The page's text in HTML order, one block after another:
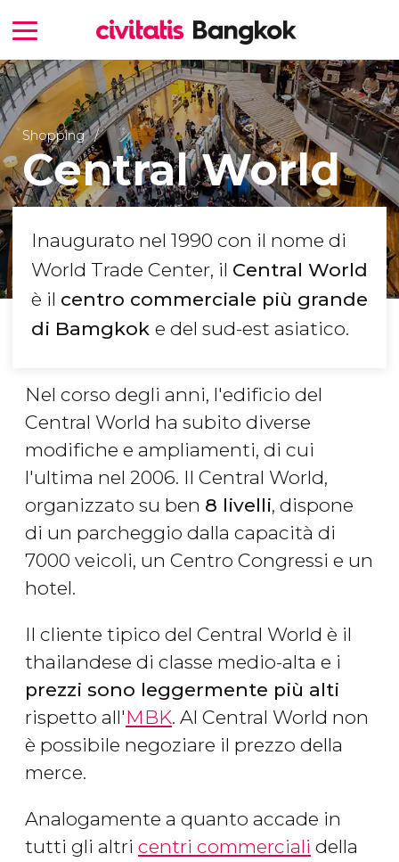
Shopping
Central World
Inaugurato nel 1990 con il nome di
World Trade Center, il Central World
è il centro commerciale più grande
di Bamgkok e del sud-est asiatico.
Nel corso degli anni, l'edificio del
Central World ha subito diverse
modifiche e ampliamenti, di cui
l'ultima nel 2006. Il Central World,
organizzato su ben 8 livelli, dispone
di un parcheggio dalla capacità di
7000 veicoli, un Centro Congressi e un
hotel.
Il cliente tipico del Central World è il
thailandese di classe medio-alta e i
prezzi sono leggermente più alti
rispetto all'MBK. Al Central World non
è possibile negoziare il prezzo della
merce.
Analogamente a quanto accade in
tutti gli altri centri commerciali della